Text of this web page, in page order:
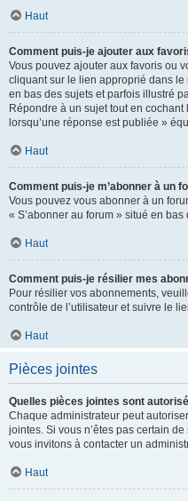
Haut
Comment puis-je ajouter aux
Vous pouvez ajouter aux favoris ou
cliquant sur le lien approprié dans
en bas des sujets et parfois illustré
Répondre à un sujet tout en
lorsqu’une réponse est publiée »
Haut
Comment puis-je m’abonner à un
Vous pouvez vous abonner à un
« S’abonner au forum » situé en
Haut
Comment puis-je résilier mes
Pour résilier vos abonnements,
contrôle de l’utilisateur et suivre le
Haut
Pièces jointes
Quelles pièces jointes sont
Chaque administrateur peut
jointes. Si vous n’êtes pas certain
vous invitons à contacter un
Haut